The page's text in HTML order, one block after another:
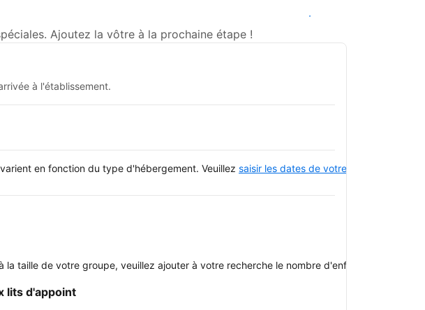
Ajoutez la vôtre à la prochaine étape !
Voir les disponibilités
à l'établissement.
en fonction du type d'hébergement. Veuillez saisir les dates de votre séjour
la taille de votre groupe, veuillez ajouter à votre recherche le nombre d'enfants avec qui
lits d'appoint